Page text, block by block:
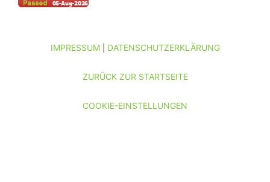
IMPRESSUM| DATENSCHUTZERKLÄRUNG
ZURÜCK ZUR STARTSEITE
COOKIE-EINSTELLUNGEN